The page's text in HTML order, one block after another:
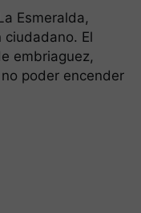
Esmeralda,
El
embriaguez,
poder encender